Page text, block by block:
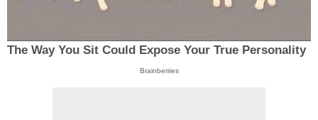
The Way You Sit Could Expose Your True Personality
Brainberries